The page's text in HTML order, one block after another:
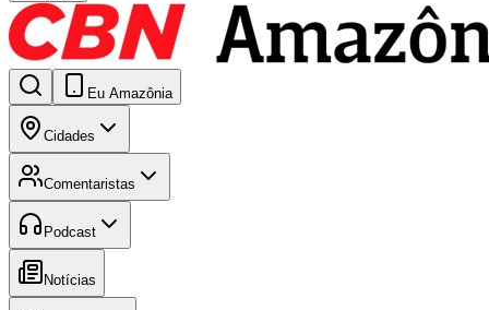
Eu Amazônia
Cidades
Comentaristas
Podcast
Notícias